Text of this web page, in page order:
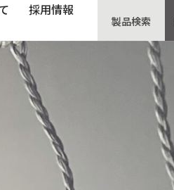
採用情報
製品検索